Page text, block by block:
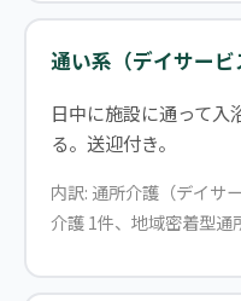
通い系（デイサービ
日中に施設に通って入
る。送迎付き。
内訳: 通所介護（デイサ
介護 1件、地域密着型通